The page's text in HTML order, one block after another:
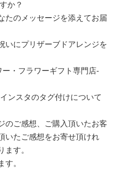
か？
たのメッセージを添えてお届
いにプリザーブドアレンジを
・フラワーギフト専門店-
ンスタのタグ付けについて
のご感想、ご購入頂いたお客
いたご感想をお寄せ頂けれ
ます。
す。